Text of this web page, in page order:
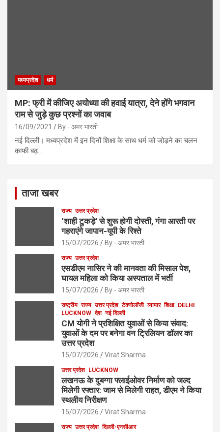
मध्यप्रदेश धर्म
MP: फ्री में कीजिए अयोध्या की हवाई यात्रा, देने होंगे भगवान
राम से जुड़े कुछ प्रश्नों का जवाब
16/09/2021 By - अमर भारती
नई दिल्ली। मध्यप्रदेश में इन दिनों शिक्षा के साथ धर्म को जोड़ने का चलन
काफी बढ़…
ताजा खबर
राज्य उत्तर प्रदेश
‘शाही टुकड़े’ से शुरू होगी दोस्ती, गंगा आरती पर
गहराएंगे जापान-यूपी के रिश्ते
15/07/2026 By - अमर भारती
राज्य उत्तर प्रदेश
एसडीएम नासिर ने की मानवता की मिसाल पेश,
घायल महिला को किया अस्पताल में भर्ती
15/07/2026 By - अमर भारती
राष्ट्रीय राज्य उत्तर प्रदेश टेक्नोलॉजी व्यापार शिक्षा
DELHI
LUCKNOW देश नई दिल्ली
CM योगी ने प्रशिक्षित युवाओं से किया संवाद:
युवाओं के दम पर बनेगा वन ट्रिलियन डॉलर का
उत्तर प्रदेश
15/07/2026 Virat Sharma
उत्तर प्रदेश LUCKNOW
लखनऊ के दुबग्गा फ्लाईओवर निर्माण को जल्द
मिलेगी रफ्तार: जाम से मिलेगी राहत, डीएम ने किया
स्थलीय निरीक्षण
15/07/2026 Virat Sharma
राज्य उत्तर प्रदेश दिल्ली-एनसीआर